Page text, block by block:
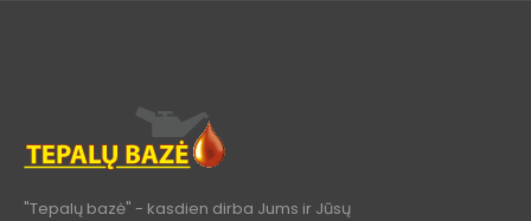
"Tepalų bazė" - kasdien dirba Jums ir Jūsų